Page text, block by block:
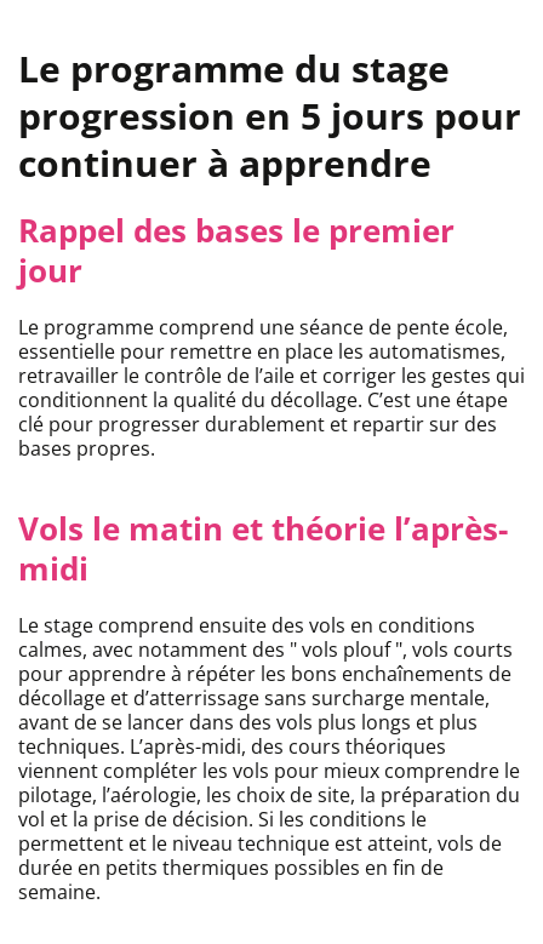
Le programme du stage
progression en 5 jours pour
continuer à apprendre
Rappel des bases le premier
jour
Le programme comprend une séance de pente école,
essentielle pour remettre en place les automatismes,
retravailler le contrôle de l’aile et corriger les gestes qui
conditionnent la qualité du décollage. C’est une étape
clé pour progresser durablement et repartir sur des
bases propres.
Vols le matin et théorie l’après-
midi
Le stage comprend ensuite des vols en conditions
calmes, avec notamment des " vols plouf ", vols courts
pour apprendre à répéter les bons enchaînements de
décollage et d’atterrissage sans surcharge mentale,
avant de se lancer dans des vols plus longs et plus
techniques. L’après-midi, des cours théoriques
viennent compléter les vols pour mieux comprendre le
pilotage, l’aérologie, les choix de site, la préparation du
vol et la prise de décision. Si les conditions le
permettent et le niveau technique est atteint, vols de
durée en petits thermiques possibles en fin de
semaine.